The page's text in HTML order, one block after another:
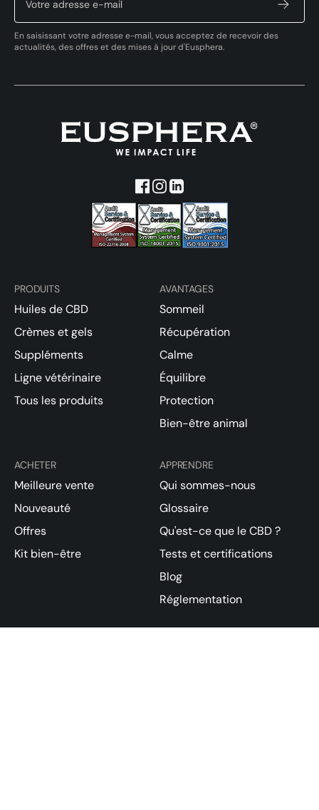
En saisissant votre adresse e-mail, vous acceptez de recevoir des
actualités, des offres et des mises à jour d'Eusphera.
PRODUITS
Huiles de CBD
Crèmes et gels
Suppléments
Ligne vétérinaire
Tous les produits
AVANTAGES
Sommeil
Récupération
Calme
Équilibre
Protection
Bien-être animal
ACHETER
Meilleure vente
Nouveauté
Offres
Kit bien-être
APPRENDRE
Qui sommes-nous
Glossaire
Qu'est-ce que le CBD ?
Tests et certifications
Blog
Réglementation